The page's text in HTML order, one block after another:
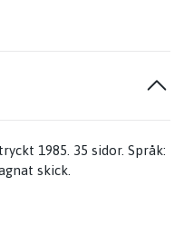
1985. 35 sidor. Språk:
skick.